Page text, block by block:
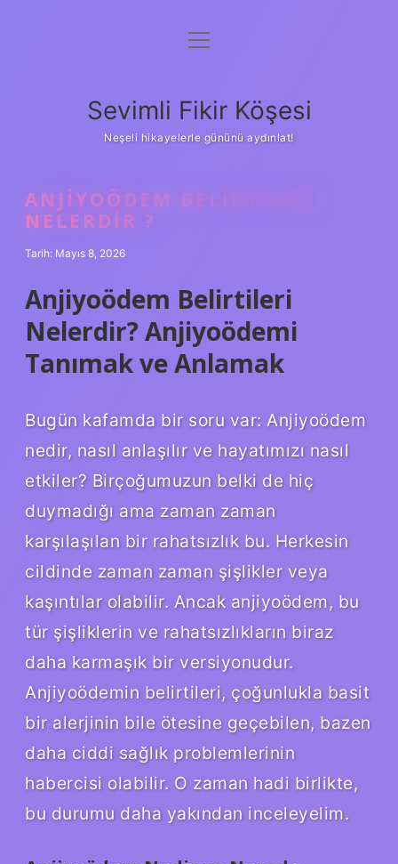
Anasayfa
Yasal Uyarı
menüyü
Sevimli Fikir Köşesi
Neşeli hikayelerle gününü aydınlat!
ANJIYOÖDEM BELIRTILERI
NELERDIR ?
Tarih: Mayıs 8, 2026
Anjiyoödem Belirtileri
Nelerdir? Anjiyoödemi
Tanımak ve Anlamak
Bugün kafamda bir soru var: Anjiyoödem
nedir, nasıl anlaşılır ve hayatımızı nasıl
etkiler? Birçoğumuzun belki de hiç
duymadığı ama zaman zaman
karşılaşılan bir rahatsızlık bu. Herkesin
cildinde zaman zaman şişlikler veya
kaşıntılar olabilir. Ancak anjiyoödem, bu
tür şişliklerin ve rahatsızlıkların biraz
daha karmaşık bir versiyonudur.
Anjiyoödemin belirtileri, çoğunlukla basit
bir alerjinin bile ötesine geçebilen, bazen
daha ciddi sağlık problemlerinin
habercisi olabilir. O zaman hadi birlikte,
bu durumu daha yakından inceleyelim.